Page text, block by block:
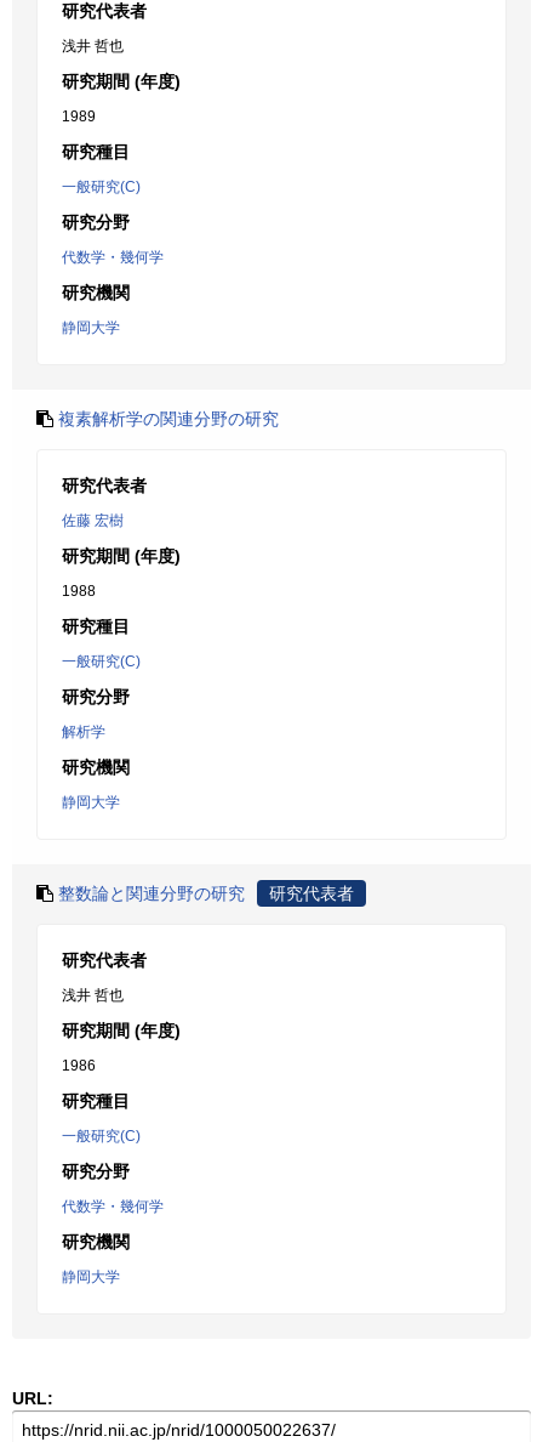
研究代表者
浅井 哲也
研究期間 (年度)
1989
研究種目
一般研究(C)
研究分野
代数学・幾何学
研究機関
静岡大学
複素解析学の関連分野の研究
研究代表者
佐藤 宏樹
研究期間 (年度)
1988
研究種目
一般研究(C)
研究分野
解析学
研究機関
静岡大学
整数論と関連分野の研究 研究代表者
研究代表者
浅井 哲也
研究期間 (年度)
1986
研究種目
一般研究(C)
研究分野
代数学・幾何学
研究機関
静岡大学
URL: